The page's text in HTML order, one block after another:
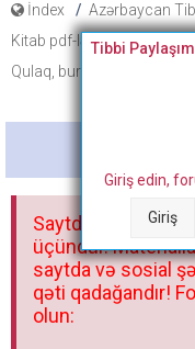
İndex
Azərbaycan
Kitab pdf-ləri, tibbi fənlər
Qulaq, burun və boğaz
Tibbi
Giriş edin,
Giriş
Saytdakı
üçündür.
saytda və sosial
qəti qadağandır!
olun: